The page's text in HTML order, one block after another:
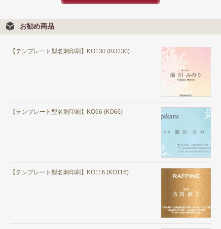
お勧め商品
【テンプレート型名刺印刷】KO130 (KO130)
【テンプレート型名刺印刷】KO66 (KO66)
【テンプレート型名刺印刷】KO116 (KO116)